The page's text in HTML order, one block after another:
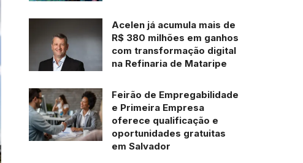
Acelen já acumula mais de
R$ 380 milhões em ganhos
com transformação digital
na Refinaria de Mataripe
Feirão de Empregabilidade
e Primeira Empresa
oferece qualificação e
oportunidades gratuitas
em Salvador